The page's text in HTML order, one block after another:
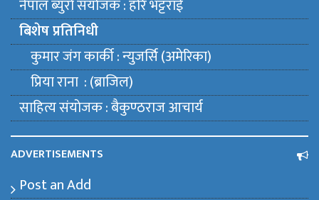
नेपाल ब्युराे संयाेजक : हरि भट्टराई
बिशेष प्रतिनिधी
कुमार जंग कार्की : न्युजर्सि (अमेरिका)
प्रिया राना : (ब्राजिल)
साहित्य संयाेजक : बैकुण्ठराज आचार्य
ADVERTISEMENTS
Post an Add